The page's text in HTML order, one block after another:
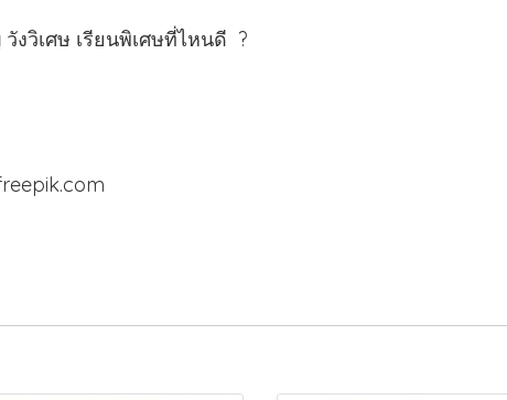
งวิเศษ เรียนพิเศษที่ไหนดี ?